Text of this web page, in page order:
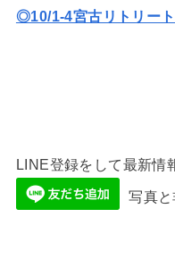
◎10/1-4宮古リトリート
LINE登録をして最新情
写真と